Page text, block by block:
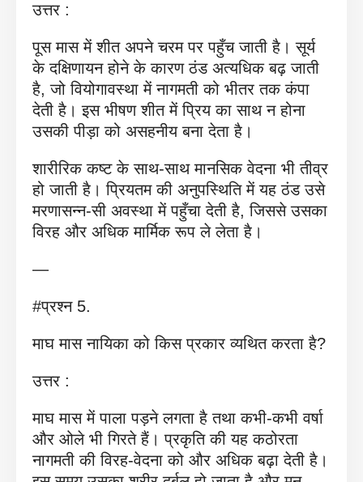
उत्तर :
पूस मास में शीत अपने चरम पर पहुँच जाती है। सूर्य
के दक्षिणायन होने के कारण ठंड अत्यधिक बढ़ जाती
है, जो वियोगावस्था में नागमती को भीतर तक कंपा
देती है। इस भीषण शीत में प्रिय का साथ न होना
उसकी पीड़ा को असहनीय बना देता है।
शारीरिक कष्ट के साथ-साथ मानसिक वेदना भी तीव्र
हो जाती है। प्रियतम की अनुपस्थिति में यह ठंड उसे
मरणासन्न-सी अवस्था में पहुँचा देती है, जिससे उसका
विरह और अधिक मार्मिक रूप ले लेता है।
—
#प्रश्न 5.
माघ मास नायिका को किस प्रकार व्यथित करता है?
उत्तर :
माघ मास में पाला पड़ने लगता है तथा कभी-कभी वर्षा
और ओले भी गिरते हैं। प्रकृति की यह कठोरता
नागमती की विरह-वेदना को और अधिक बढ़ा देती है।